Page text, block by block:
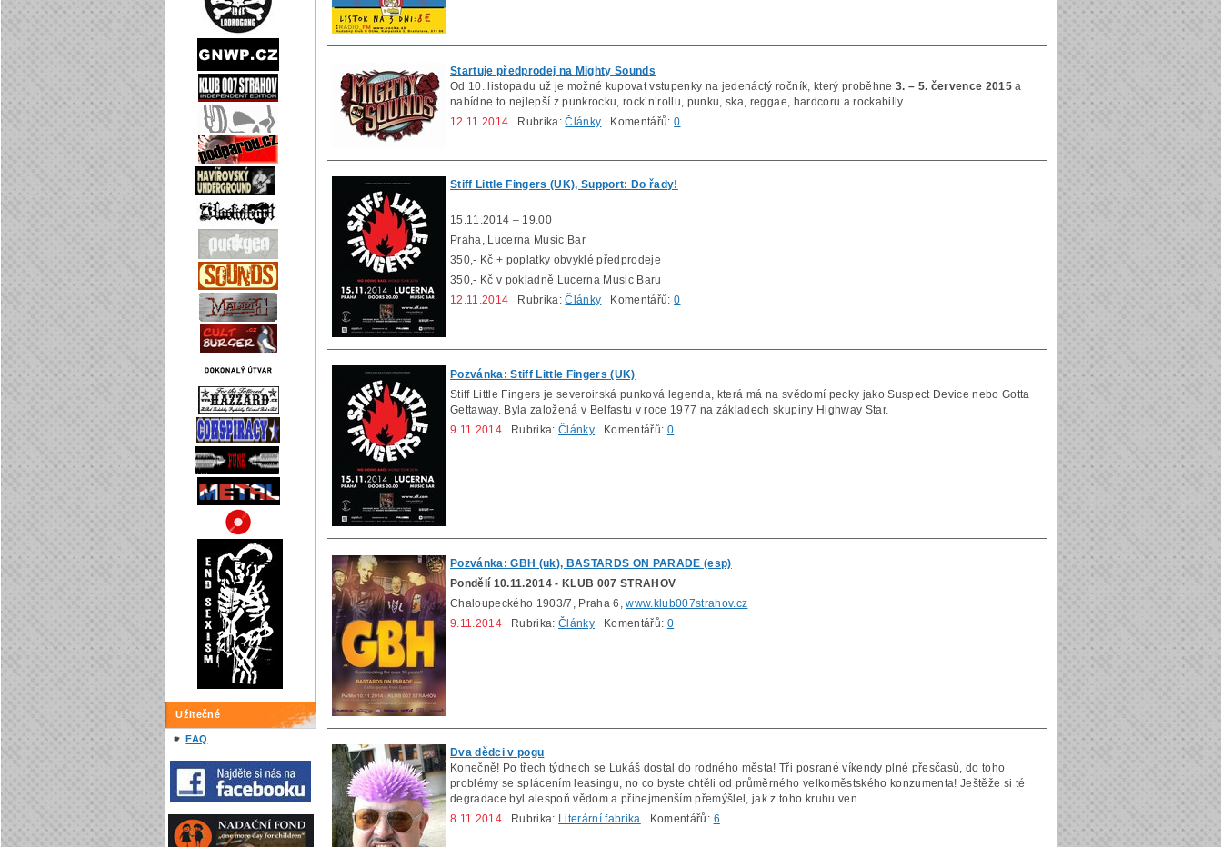
Užitečné
FAQ
Startuje předprodej na Mighty Sounds
Od 10. listopadu už je možné kupovat vstupenky na jedenáctý ročník, který proběhne 3. – 5. července 2015a
nabídne to nejlepší z punkrocku, rock’n’rollu, punku, ska, reggae, hardcoru a rockabilly.
12.11.2014 Rubrika:Články Komentářů:0
Stiff Little Fingers (UK), Support: Do řady!
15.11.2014 – 19.00
Praha, Lucerna Music Bar
350,- Kč + poplatky obvyklé předprodeje
350,- Kč v pokladně Lucerna Music Baru
12.11.2014 Rubrika:Články Komentářů:0
Pozvánka: Stiff Little Fingers (UK)
Stiff Little Fingers je severoirská punková legenda, která má na svědomí pecky jako Suspect Device nebo Gotta
Gettaway. Byla založená v Belfastu v roce 1977 na základech skupiny Highway Star.
9.11.2014 Rubrika:Články Komentářů: 0
Pozvánka: GBH (uk), BASTARDS ON PARADE (esp)
Pondělí 10.11.2014 - KLUB 007 STRAHOV
Chaloupeckého 1903/7, Praha 6,www.klub007strahov.cz
9.11.2014 Rubrika:Články Komentářů: 0
Dva dědci v pogu
Konečně! Po třech týdnech se Lukáš dostal do rodného města! Tři posrané víkendy plné přesčasů, do toho
problémy se splácením leasingu, no co byste chtěli od průměrného velkoměstského konzumenta! Ještěže si té
degradace byl alespoň vědom a přinejmenším přemýšlel, jak z toho kruhu ven.
8.11.2014 Rubrika: Literární fabrika Komentářů: 6